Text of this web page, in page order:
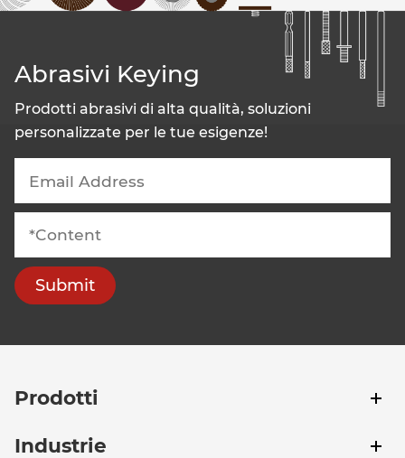
Abrasivi Keying
Prodotti abrasivi di alta qualità, soluzioni
personalizzate per le tue esigenze!
Submit
Prodotti
Industrie